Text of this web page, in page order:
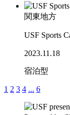
関東地方
USF Sports
2023.11.18
宿泊型
1 2 3 4 ... 6